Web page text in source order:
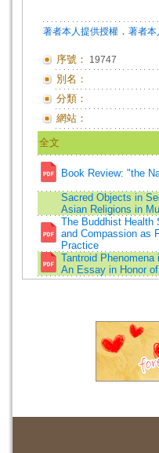
著者本人提供授權 ． 著者本
序號： 19747
別名：
分類：
網站：
全文
Book Review: "the
Sacred Objects in
Asian Religions in
The Buddhist Health
and Compassion as
Practice
Tantroid
An Essay in Honor